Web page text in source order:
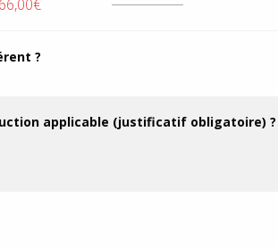
€
prix :
366,00€
?
applicable (justificatif obligatoire) ?